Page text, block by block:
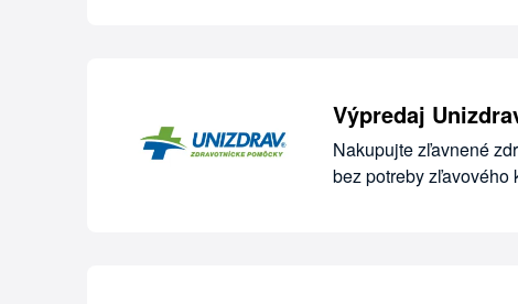
Výpredaj
Nakupujte zľavnené
bez potreby zľavového